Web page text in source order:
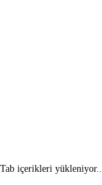
Tab içerikleri